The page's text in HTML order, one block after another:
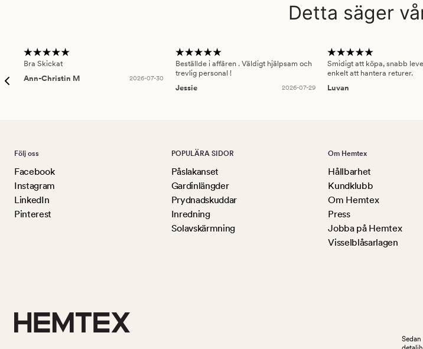
Detta säger
Bra Skickat
Ann-Christin M
2026-07-30
Beställde i affären . Väldigt hjälpsam och
trevlig personal !
Jessie
2026-07-29
Smidigt att köpa, snabb
enkelt att hantera returer.
Luvan
Följ oss
Facebook
Instagram
LinkedIn
Pinterest
POPULÄRA SIDOR
Påslakanset
Gardinlängder
Prydnadskuddar
Inredning
Solavskärmning
Om Hemtex
Hållbarhet
Kundklubb
Om Hemtex
Press
Jobba på Hemtex
Visselblåsarlagen